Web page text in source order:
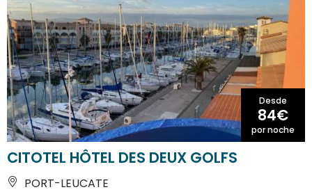
Desde
84€
por noche
CITOTEL HÔTEL DES DEUX GOLFS
PORT-LEUCATE